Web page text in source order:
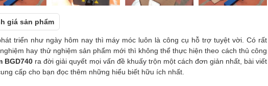
giá sản phẩm
triển như ngày hôm nay thì máy móc luôn là công cụ hỗ trợ tuyệt vời. Có rất
hay thử nghiệm sản phẩm mới thì không thể thực hiện theo cách thủ công
BGD740 ra đời giải quyết mọi vấn đề khuấy trộn một cách đơn giản nhất, bài viết
cấp cho bạn đọc thêm những hiểu biết hữu ích nhất.